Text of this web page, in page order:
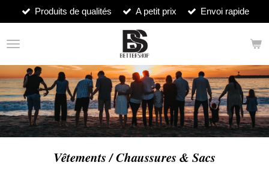
Passer
au
contenu
principal
Produits de qualités A petit prix Envoi rapide
Vêtements / Chaussures & Sacs